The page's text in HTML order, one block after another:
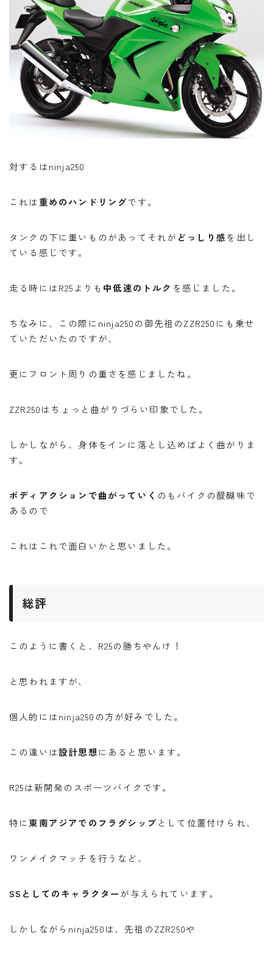
対するはninja250
これは 重めのハンドリングです。
タンクの下に重いものがあってそれが どっしり感を出し
ている感じです。
走る時にはR25よりも 中低速のトルク を感じました。
ちなみに、この際にninja250の御先祖のZZR250にも乗せ
ていただいたのですが、
更にフロント周りの重さを感じましたね。
ZZR250はちょっと曲がりづらい印象でした。
しかしながら、身体をインに落とし込めばよく曲がりま
す。
ボディアクションで曲がっていく のもバイクの醍醐味で
あるので
これはこれで面白いかと思いました。
総評
このように書くと、R25の勝ちやんけ！
と思われますが、
個人的にはninja250の方が好み でした。
この違いは設計思想にあると思います。
R25は新開発のスポーツバイクです。
特に東南アジアでのフラグシップ として位置付けられ、
ワンメイクマッチを行うなど、
SSとしてのキャラクターが与えられています。
しかしながらninja250は、先祖のZZR250や